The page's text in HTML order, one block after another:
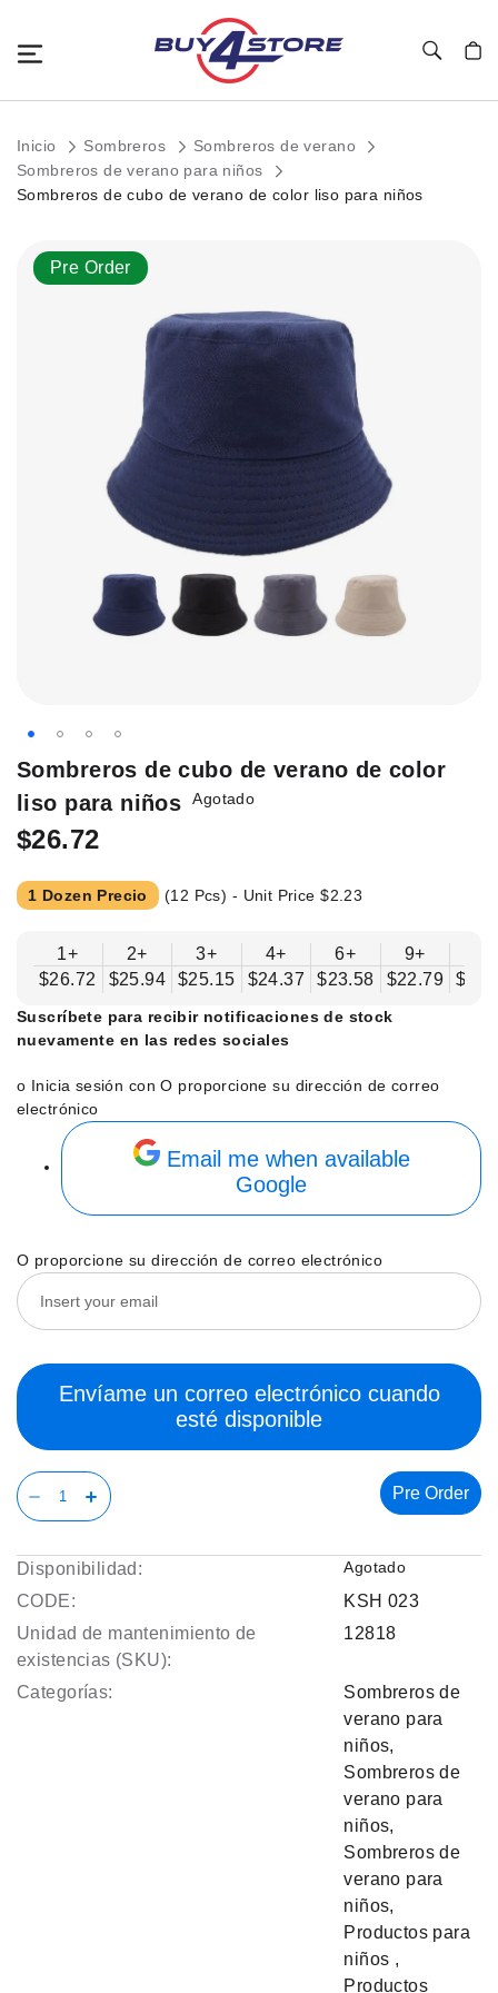
Inicio Sombreros
Sombreros de verano
Sombreros de verano para niños
Sombreros de cubo de verano de color liso para niños
Saltar
Pre Order
Saltar
principio
de
la
galería
de
Sombreros de cubo de verano de color
liso para niños
Agotado
$26.72
1 Dozen Precio (12 Pcs) - Unit Price$2.23
1+
$26.72
2+
$25.94
3+
$25.15
4+
$24.37
6+
$23.58
9+
$22.79
Suscríbete para recibir notificaciones de stock
nuevamente en las redes sociales
o Inicia sesión conO proporcione su dirección de correo
electrónico
Email me when available
Google
O proporcione su dirección de correo electrónico
Envíame un correo electrónico cuando
esté disponible
Pre Order
Disponibilidad: Agotado
CODE:
KSH 023
Unidad de mantenimiento de
existencias (SKU):
12818
Categorías:
Sombreros de
verano para
niños,
Sombreros de
verano para
niños,
Sombreros de
verano para
niños,
Productos para
niños ,
Productos